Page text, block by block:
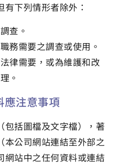
下列情形者除外：
查。
務需要之調查或使用。
律需要，或為維護和改
。
應注意事項
包括圖檔及文字檔），著
本公司網站連結至外部之
網站中之任何資料或連結